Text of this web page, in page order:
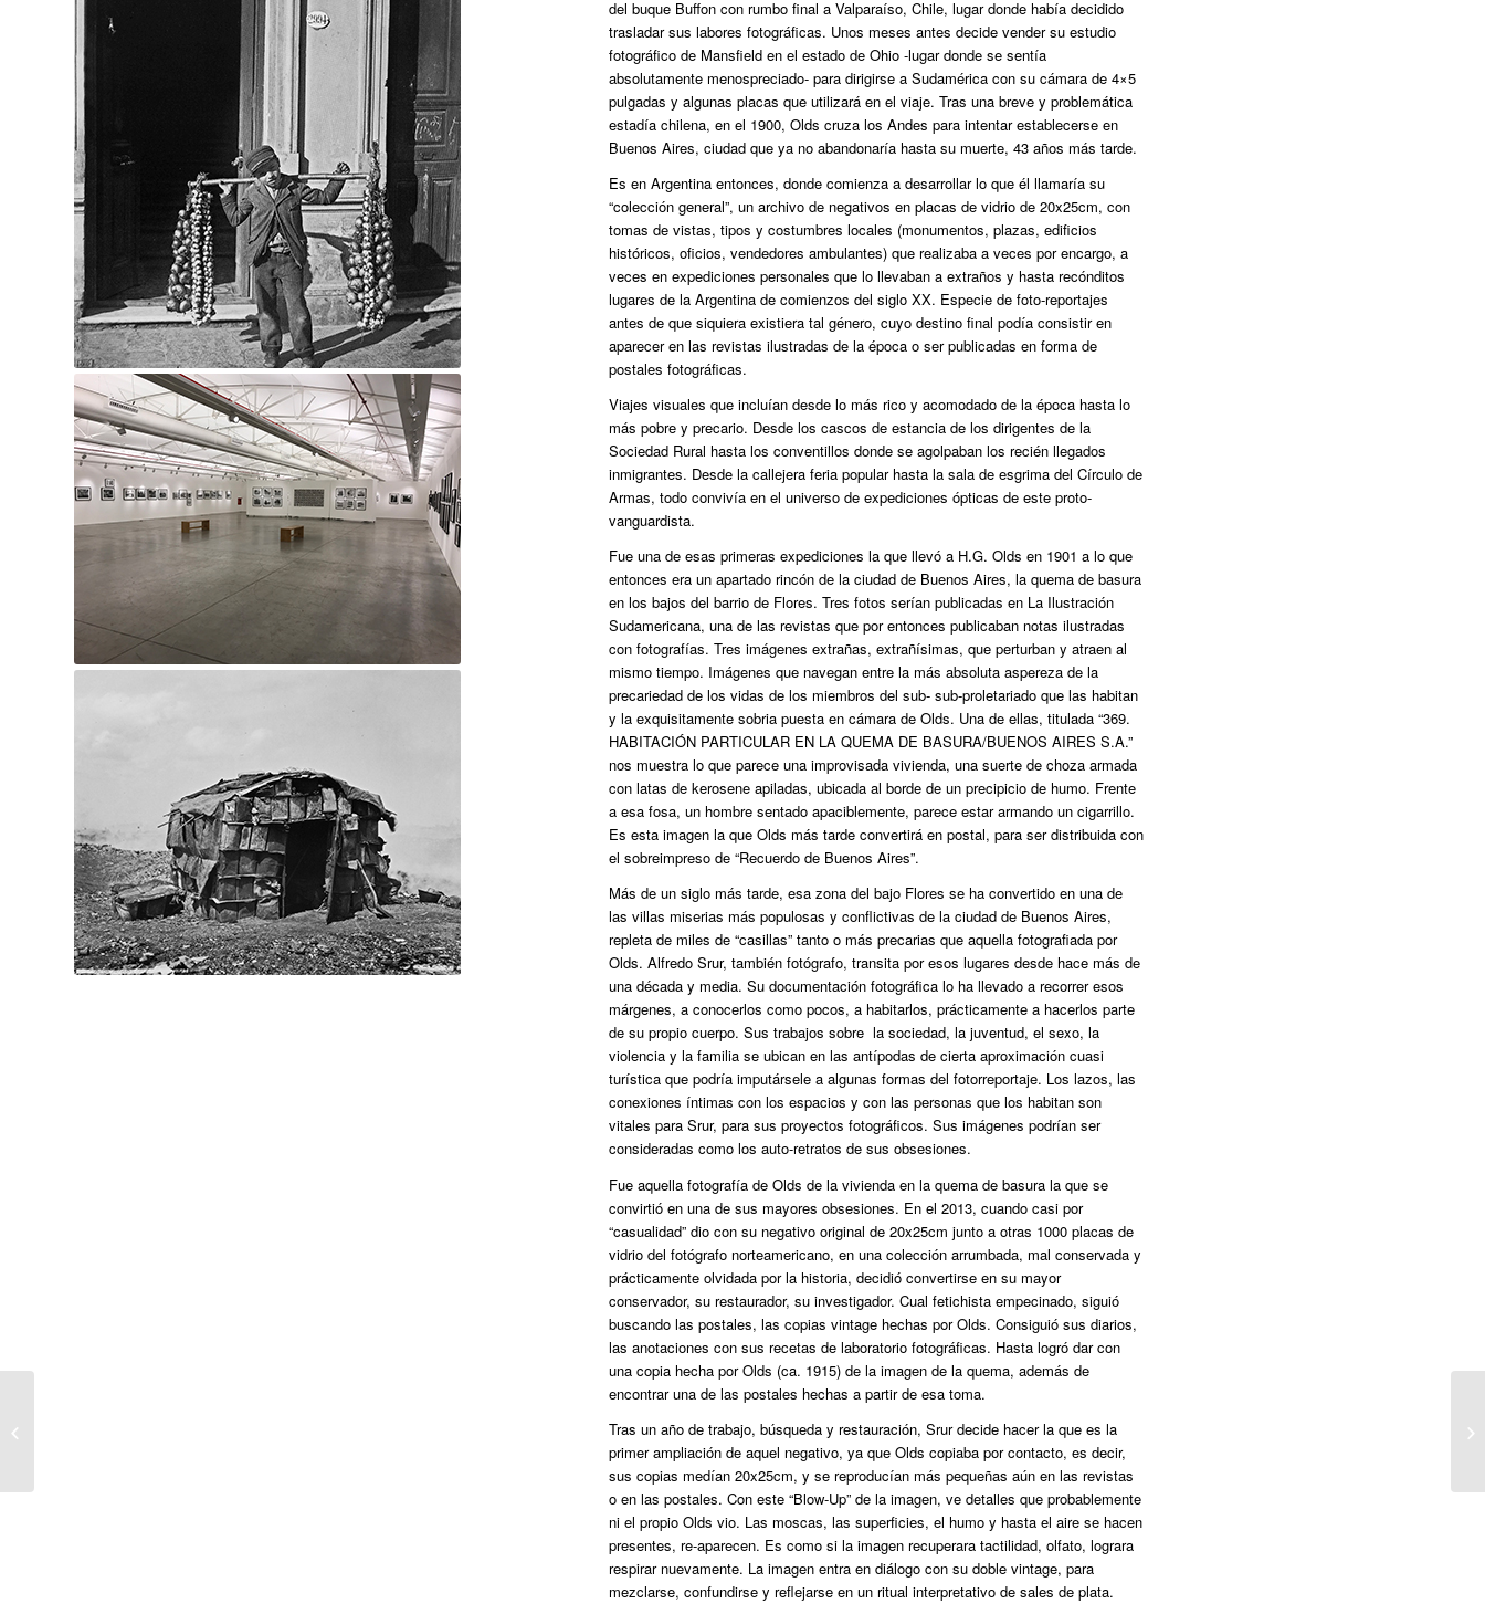
del buque Buffon con rumbo final a Valparaíso, Chile, lugar donde había decidido
trasladar sus labores fotográficas. Unos meses antes decide vender su estudio
fotográfico de Mansfield en el estado de Ohio -lugar donde se sentía
absolutamente menospreciado- para dirigirse a Sudamérica con su cámara de 4×5
pulgadas y algunas placas que utilizará en el viaje. Tras una breve y problemática
estadía chilena, en el 1900, Olds cruza los Andes para intentar establecerse en
Buenos Aires, ciudad que ya no abandonaría hasta su muerte, 43 años más tarde.
Es en Argentina entonces, donde comienza a desarrollar lo que él llamaría su
“colección general”, un archivo de negativos en placas de vidrio de 20x25cm, con
tomas de vistas, tipos y costumbres locales (monumentos, plazas, edificios
históricos, oficios, vendedores ambulantes) que realizaba a veces por encargo, a
veces en expediciones personales que lo llevaban a extraños y hasta recónditos
lugares de la Argentina de comienzos del siglo XX. Especie de foto-reportajes
antes de que siquiera existiera tal género, cuyo destino final podía consistir en
aparecer en las revistas ilustradas de la época o ser publicadas en forma de
postales fotográficas.
Viajes visuales que incluían desde lo más rico y acomodado de la época hasta lo
más pobre y precario. Desde los cascos de estancia de los dirigentes de la
Sociedad Rural hasta los conventillos donde se agolpaban los recién llegados
inmigrantes. Desde la callejera feria popular hasta la sala de esgrima del Círculo de
Armas, todo convivía en el universo de expediciones ópticas de este proto-
vanguardista.
Fue una de esas primeras expediciones la que llevó a H.G. Olds en 1901 a lo que
entonces era un apartado rincón de la ciudad de Buenos Aires, la quema de basura
en los bajos del barrio de Flores. Tres fotos serían publicadas en La Ilustración
Sudamericana, una de las revistas que por entonces publicaban notas ilustradas
con fotografías. Tres imágenes extrañas, extrañísimas, que perturban y atraen al
mismo tiempo. Imágenes que navegan entre la más absoluta aspereza de la
precariedad de los vidas de los miembros del sub- sub-proletariado que las habitan
y la exquisitamente sobria puesta en cámara de Olds. Una de ellas, titulada “369.
HABITACIÓN PARTICULAR EN LA QUEMA DE BASURA/BUENOS AIRES S.A.”
nos muestra lo que parece una improvisada vivienda, una suerte de choza armada
con latas de kerosene apiladas, ubicada al borde de un precipicio de humo. Frente
a esa fosa, un hombre sentado apaciblemente, parece estar armando un cigarrillo.
Es esta imagen la que Olds más tarde convertirá en postal, para ser distribuida con
el sobreimpreso de “Recuerdo de Buenos Aires”.
Más de un siglo más tarde, esa zona del bajo Flores se ha convertido en una de
las villas miserias más populosas y conflictivas de la ciudad de Buenos Aires,
repleta de miles de “casillas” tanto o más precarias que aquella fotografiada por
Olds. Alfredo Srur, también fotógrafo, transita por esos lugares desde hace más de
una década y media. Su documentación fotográfica lo ha llevado a recorrer esos
márgenes, a conocerlos como pocos, a habitarlos, prácticamente a hacerlos parte
de su propio cuerpo. Sus trabajos sobre la sociedad, la juventud, el sexo, la
violencia y la familia se ubican en las antípodas de cierta aproximación cuasi
turística que podría imputársele a algunas formas del fotorreportaje. Los lazos, las
conexiones íntimas con los espacios y con las personas que los habitan son
vitales para Srur, para sus proyectos fotográficos. Sus imágenes podrían ser
consideradas como los auto-retratos de sus obsesiones.
Fue aquella fotografía de Olds de la vivienda en la quema de basura la que se
convirtió en una de sus mayores obsesiones. En el 2013, cuando casi por
“casualidad” dio con su negativo original de 20x25cm junto a otras 1000 placas de
vidrio del fotógrafo norteamericano, en una colección arrumbada, mal conservada y
prácticamente olvidada por la historia, decidió convertirse en su mayor
conservador, su restaurador, su investigador. Cual fetichista empecinado, siguió
buscando las postales, las copias vintage hechas por Olds. Consiguió sus diarios,
las anotaciones con sus recetas de laboratorio fotográficas. Hasta logró dar con
una copia hecha por Olds (ca. 1915) de la imagen de la quema, además de
encontrar una de las postales hechas a partir de esa toma.
Tras un año de trabajo, búsqueda y restauración, Srur decide hacer la que es la
primer ampliación de aquel negativo, ya que Olds copiaba por contacto, es decir,
sus copias medían 20x25cm, y se reproducían más pequeñas aún en las revistas
o en las postales. Con este “Blow-Up” de la imagen, ve detalles que probablemente
ni el propio Olds vio. Las moscas, las superficies, el humo y hasta el aire se hacen
presentes, re-aparecen. Es como si la imagen recuperara tactilidad, olfato, lograra
respirar nuevamente. La imagen entra en diálogo con su doble vintage, para
mezclarse, confundirse y reflejarse en un ritual interpretativo de sales de plata.